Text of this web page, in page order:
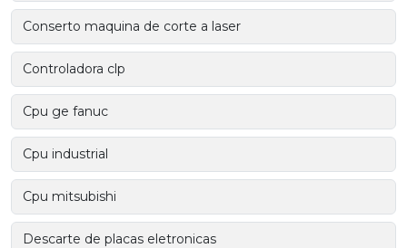
Conserto maquina de corte a laser
Controladora clp
Cpu ge fanuc
Cpu industrial
Cpu mitsubishi
Descarte de placas eletronicas